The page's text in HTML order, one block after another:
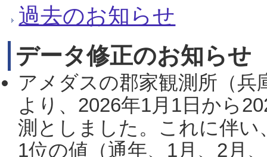
過去のお知らせ
データ修正のお知らせ
アメダスの郡家観測所（
より、2026年1月1日から
測としました。これに伴い
1位の値（通年、1月、2月